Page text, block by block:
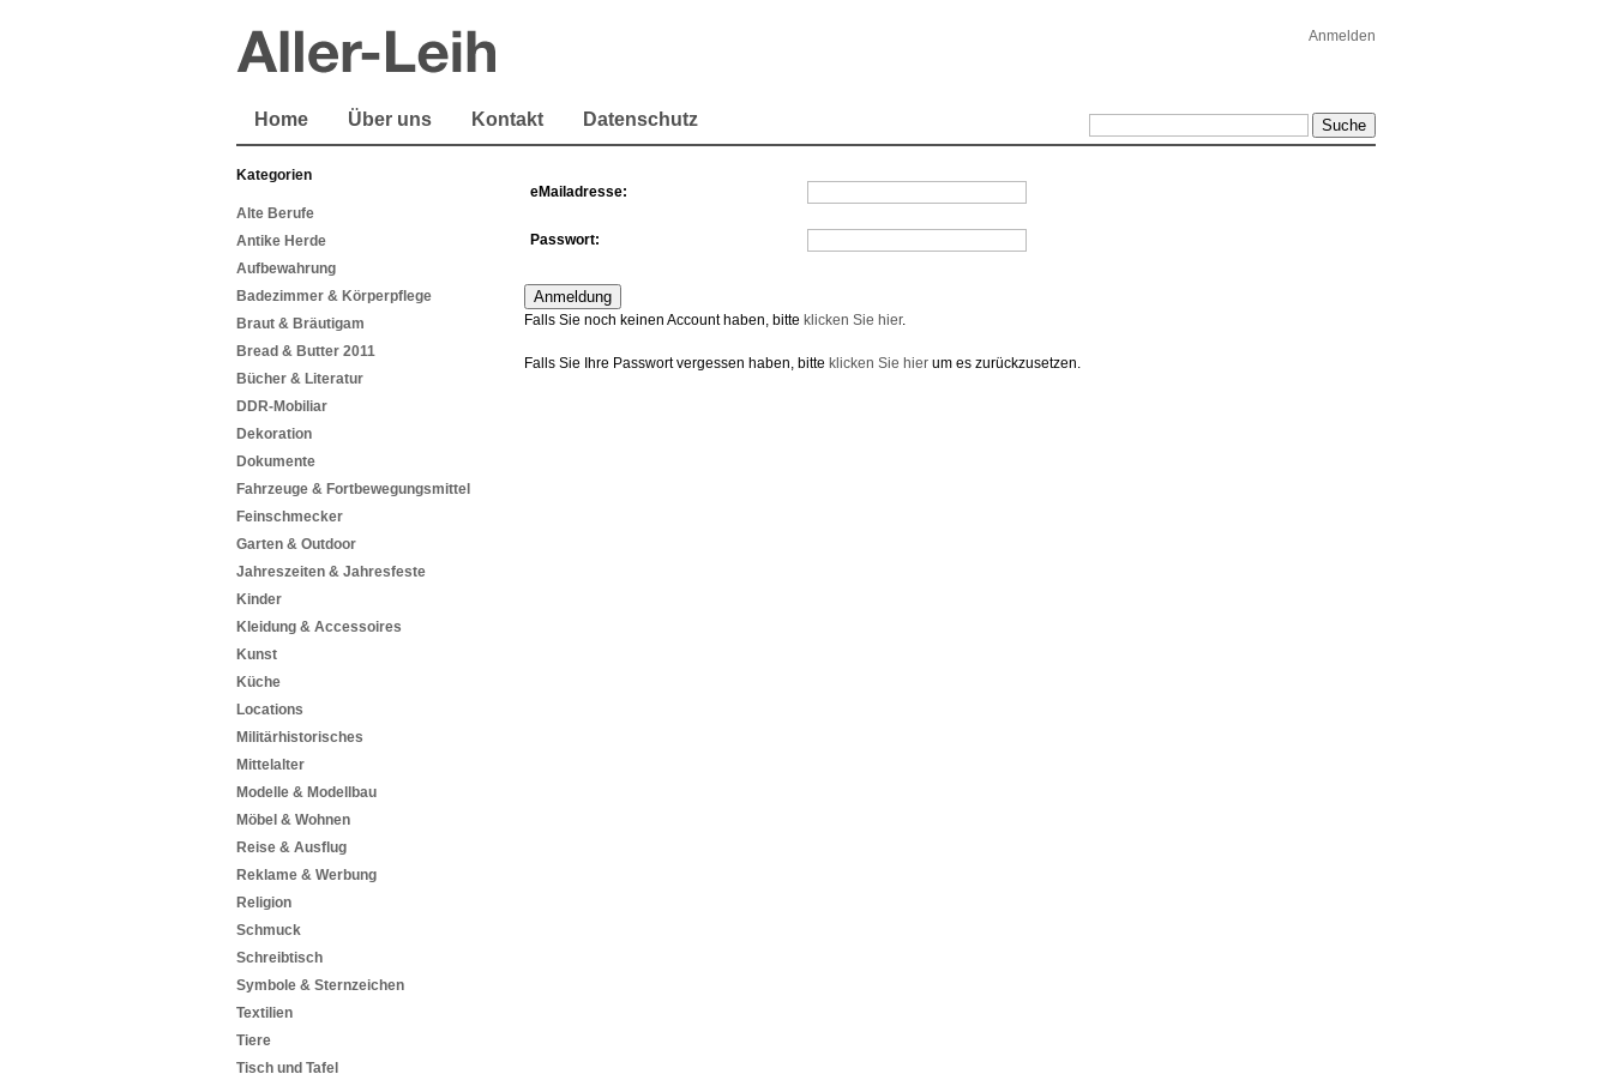
Anmelden
Home Über uns Kontakt Datenschutz
Kategorien
Alte Berufe
Antike Herde
Aufbewahrung
Badezimmer & Körperpflege
Braut & Bräutigam
Bread & Butter 2011
Bücher & Literatur
DDR-Mobiliar
Dekoration
Dokumente
Fahrzeuge & Fortbewegungsmittel
Feinschmecker
Garten & Outdoor
Jahreszeiten & Jahresfeste
Kinder
Kleidung & Accessoires
Kunst
Küche
Locations
Militärhistorisches
Mittelalter
Modelle & Modellbau
Möbel & Wohnen
Reise & Ausflug
Reklame & Werbung
Religion
Schmuck
Schreibtisch
Symbole & Sternzeichen
Textilien
Tiere
Tisch und Tafel
eMailadresse:
Passwort:
Falls Sie noch keinen Account haben, bitte klicken Sie hier.
Falls Sie Ihre Passwort vergessen haben, bitte klicken Sie hier um es zurückzusetzen.